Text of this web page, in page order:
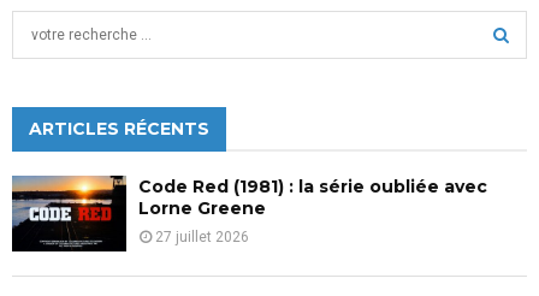
h
f
o
r
:
C
ARTICLES RÉCENTS
Code Red (1981) : la série oubliée avec
Lorne Greene
27 juillet 2026